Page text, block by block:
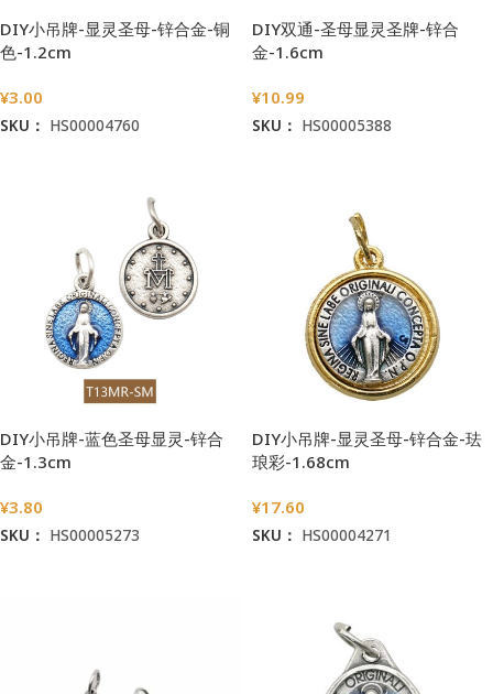
DIY小吊牌-显灵圣母-锌合金-铜
色-1.2cm
¥3.00
SKU： HS00004760
DIY双通-圣母显灵圣牌-锌合
金-1.6cm
¥10.99
SKU： HS00005388
DIY小吊牌-蓝色圣母显灵-锌合
金-1.3cm
¥3.80
SKU： HS00005273
DIY小吊牌-显灵圣母-锌合金-珐
琅彩-1.68cm
¥17.60
SKU： HS00004271